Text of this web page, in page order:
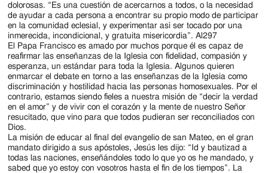
dolorosas. “Es una cuestión de acercarnos a todos, o la necesidad
de ayudar a cada persona a encontrar su propio modo de participar
en la comunidad eclesial, y experimentar así ser tocado por una
inmerecida, incondicional, y gratuita misericordia”. Al297
El Papa Francisco es amado por muchos porque él es capaz de
reafirmar las enseñanzas de la Iglesia con fidelidad, compasión y
esperanza, un estándar para toda la Iglesia. Algunos quieren
enmarcar el debate en torno a las enseñanzas de la Iglesia como
discriminación y hostilidad hacia las personas homosexuales. Por el
contrario, estamos siendo fieles a nuestra misión de “decir la verdad
en el amor” y de vivir con el corazón y la mente de nuestro Señor
resucitado, que vino para que todos pudieran ser reconciliados con
Dios.
La misión de educar al final del evangelio de san Mateo, en el gran
mandato dirigido a sus apóstoles, Jesús les dijo: “Id y bautizad a
todas las naciones, enseñándoles todo lo que yo os he mandado, y
sabed que yo estoy con vosotros hasta el fin de los tiempos”. La